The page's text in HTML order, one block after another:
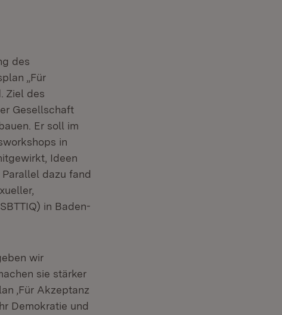
des
„Für
Ziel des
Gesellschaft
Er soll im
in
Ideen
dazu fand
in Baden-
wir
sie stärker
‚Für Akzeptanz
Demokratie und